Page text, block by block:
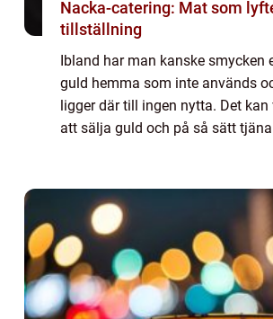
Nacka-catering: Mat som
tillställning
Ibland har man kanske smycken
guld hemma som inte används
ligger där till ingen nytta. Det
att sälja guld och på så sätt